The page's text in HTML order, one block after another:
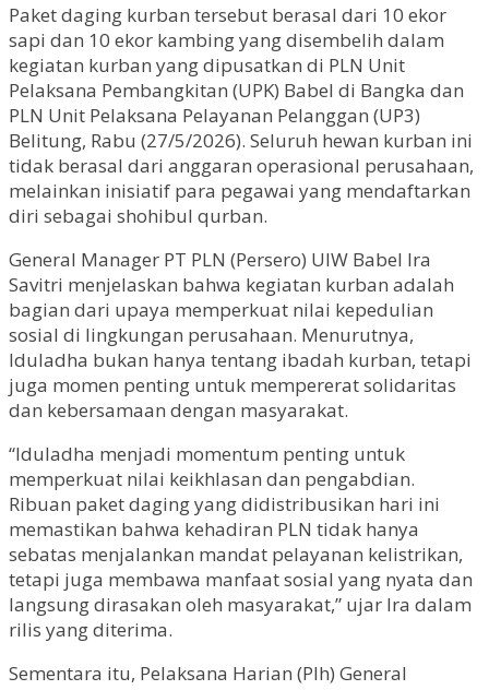
Paket daging kurban tersebut berasal dari 10 ekor
sapi dan 10 ekor kambing yang disembelih dalam
kegiatan kurban yang dipusatkan di PLN Unit
Pelaksana Pembangkitan (UPK) Babel di Bangka dan
PLN Unit Pelaksana Pelayanan Pelanggan (UP3)
Belitung, Rabu (27/5/2026). Seluruh hewan kurban ini
tidak berasal dari anggaran operasional perusahaan,
melainkan inisiatif para pegawai yang mendaftarkan
diri sebagai shohibul qurban.
General Manager PT PLN (Persero) UIW Babel Ira
Savitri menjelaskan bahwa kegiatan kurban adalah
bagian dari upaya memperkuat nilai kepedulian
sosial di lingkungan perusahaan. Menurutnya,
Iduladha bukan hanya tentang ibadah kurban, tetapi
juga momen penting untuk mempererat solidaritas
dan kebersamaan dengan masyarakat.
“Iduladha menjadi momentum penting untuk
memperkuat nilai keikhlasan dan pengabdian.
Ribuan paket daging yang didistribusikan hari ini
memastikan bahwa kehadiran PLN tidak hanya
sebatas menjalankan mandat pelayanan kelistrikan,
tetapi juga membawa manfaat sosial yang nyata dan
langsung dirasakan oleh masyarakat,” ujar Ira dalam
rilis yang diterima.
Sementara itu, Pelaksana Harian (Plh) General